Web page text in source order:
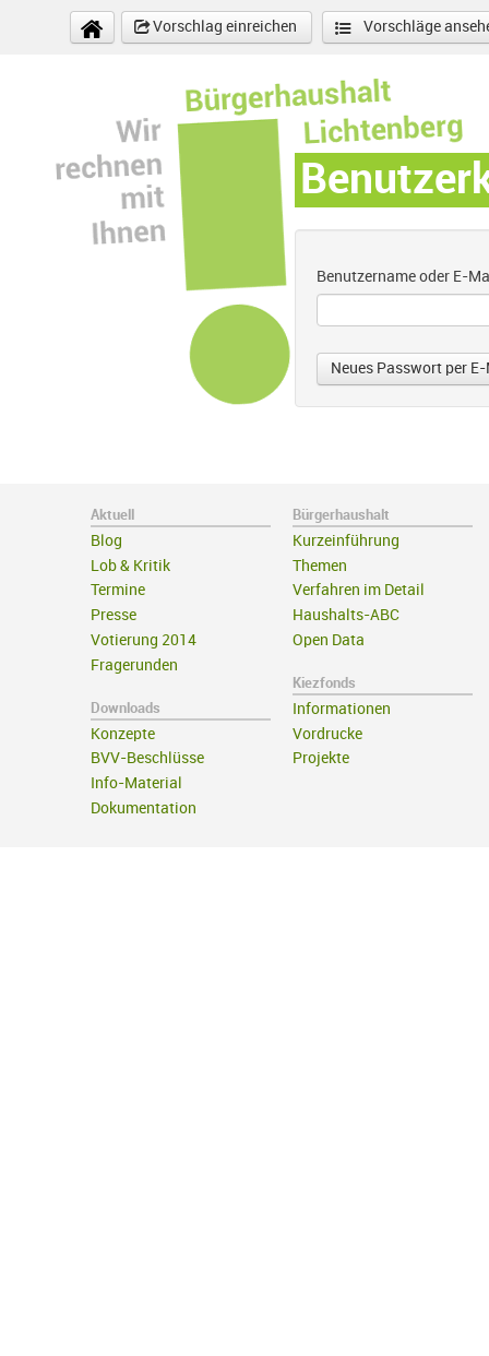
Direkt zum Inhalt
Vorschlag einreichen
Vorschläge
Benutzername oder E-
Aktuell
Blog
Lob & Kritik
Termine
Presse
Votierung 2014
Fragerunden
Downloads
Konzepte
BVV-Beschlüsse
Info-Material
Dokumentation
Bürgerhaushalt
Kurzeinführung
Themen
Verfahren im Detail
Haushalts-ABC
Open Data
Kiezfonds
Informationen
Vordrucke
Projekte